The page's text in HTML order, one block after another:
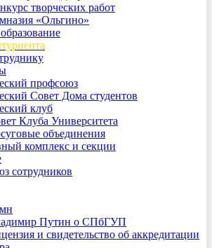
творческих работ
«Ольгино»
профсоюз
Совет Дома студентов
клуб
Клуба Университета
объединения
комплекс и секции
сотрудников
Путин о СПбГУП
и свидетельство об аккредитации